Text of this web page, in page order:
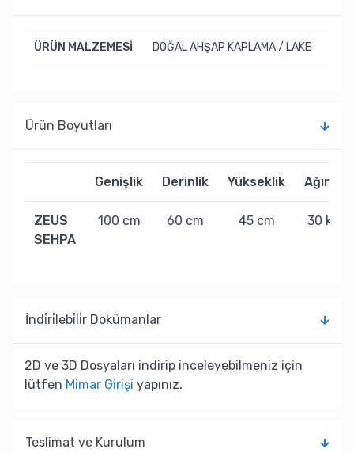
ÜRÜN MALZEMESİ DOĞAL AHŞAP KAPLAMA / LAKE
Ürün Boyutları
Genişlik Derinlik Yükseklik Ağırlık
ZEUS
SEHPA
100 cm 60 cm 45 cm 30 kg
İndi̇ri̇lebi̇li̇r Dokümanlar
2D ve 3D Dosyaları indirip inceleyebilmeniz için
lütfen Mimar Girişi yapınız.
Teslimat ve Kurulum